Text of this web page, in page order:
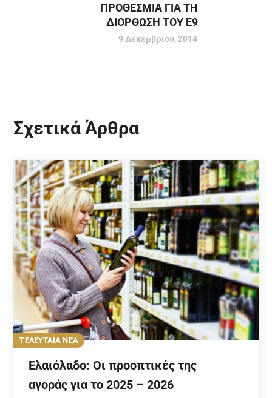
ΠΡΟΘΕΣΜΙΑ ΓΙΑ ΤΗ
ΔΙΟΡΘΩΣΗ ΤΟΥ Ε9
9 Δεκεμβρίου, 2014
Σχετικά Άρθρα
ΤΕΛΕΥΤΑΙΑ ΝΕΑ
Ελαιόλαδο: Οι προοπτικές της
αγοράς για το 2025 – 2026